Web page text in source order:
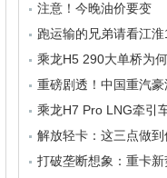
注意！今晚油价要变
跑运输的兄弟请看江
乘龙H5 290大单桥为
重磅剧透！中国重汽
乘龙H7 Pro LNG牵引
解放轻卡：这三点做
打破垄断想象：重卡